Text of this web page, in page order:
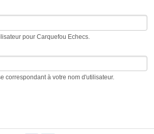
pour Carquefou Echecs.
correspondant à votre nom d'utilisateur.